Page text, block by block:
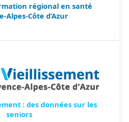
régional en santé
Alpes-Côte d’Azur
: des données sur les
seniors